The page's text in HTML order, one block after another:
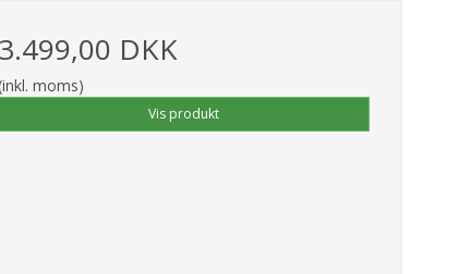
3.499,00 DKK
moms)
Vis produkt